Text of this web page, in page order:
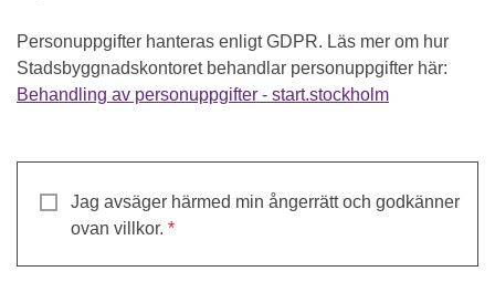
Personuppgifter hanteras enligt GDPR. Läs mer om hur
Stadsbyggnadskontoret behandlar personuppgifter här:
Behandling av personuppgifter - start.stockholm
Jag avsäger härmed min ångerrätt och godkänner
ovan villkor.